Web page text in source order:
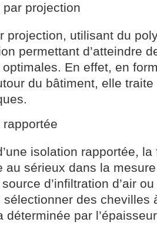
par projection
projection, utilisant du
permettant d’atteindre
En effet, en
du bâtiment, elle
rapportée
isolation rapportée, la
au sérieux dans la
d’infiltration d’air
sélectionner des chevilles
déterminée par